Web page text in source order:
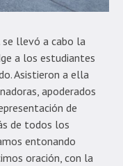
llevó a cabo la
a los estudiantes
Asistieron a ella
apoderados
de
de todos los
entonando
oración, con la